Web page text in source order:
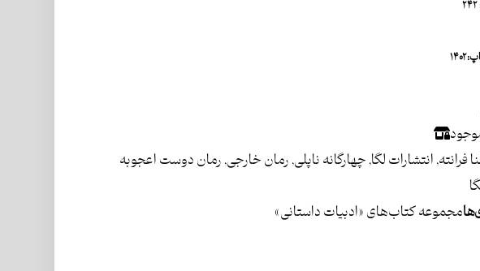
فرانته,انتشارات لگا,چهارگانه ناپلی,رمان خارجی,رمان دوست اعجوبه
هامجموعه کتاب‌های «ادبیات داستانی»